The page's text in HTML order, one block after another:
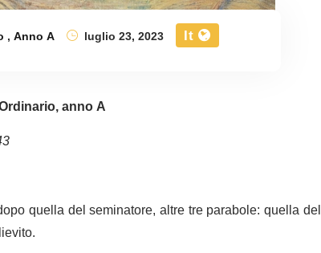
,Anno A luglio 23, 2023 It
anno A
quella del seminatore, altre tre parabole: quella del